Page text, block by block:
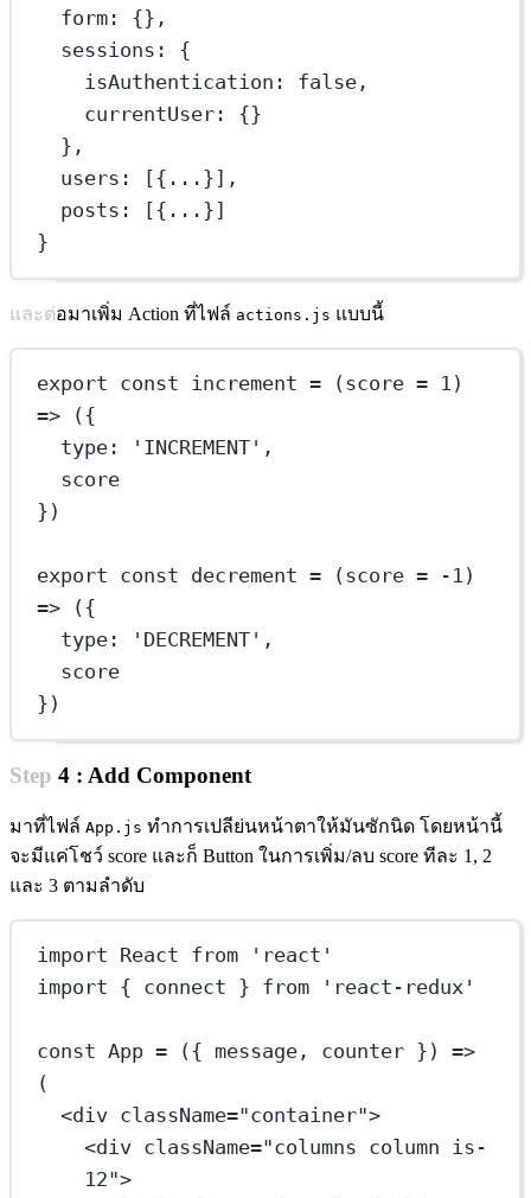
form : {},
sessions : {
isAuthentication : false ,
currentUser : {}
},
users : [{ ... }],
posts : [{ ... }]
}
และต่อมาเพิ่ม Action ที่ไฟล์ actions.js แบบนี้
export const increment = (score = 1
=> ({
type:
'INCREMENT' ,
score
})
export const decrement = (score = - 1
=> ({
type:
'DECREMENT' ,
score
})
Step 4 : Add Component
มาที่ไฟล์ App.js ทำการเปลีย่นหน้าตาให้มันซักนิด โดยหน้านี้
จะมีแค่โชว์ score และก็ Button ในการเพิ่ม/ลบ score ทีละ 1, 2
และ 3 ตามลำดับ
import React from
'react'
import { connect } from 'react-redux'
const App = ({ message , counter }) =>
(
<div className="container">
<div className="columns column is-
12">